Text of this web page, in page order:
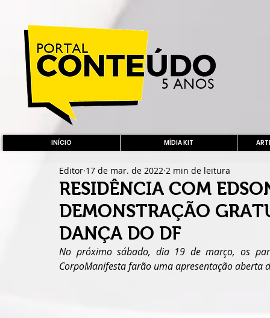
INÍCIO MÍDIA KIT
RESIDÊNCIA COM
DEMONSTRAÇÃO
DANÇA DO DF
Editor 17 de mar. de 2022 2 min de leitura
No próximo sábado, dia 19 de março, os
CorpoManifesta farão uma apresentação aberta